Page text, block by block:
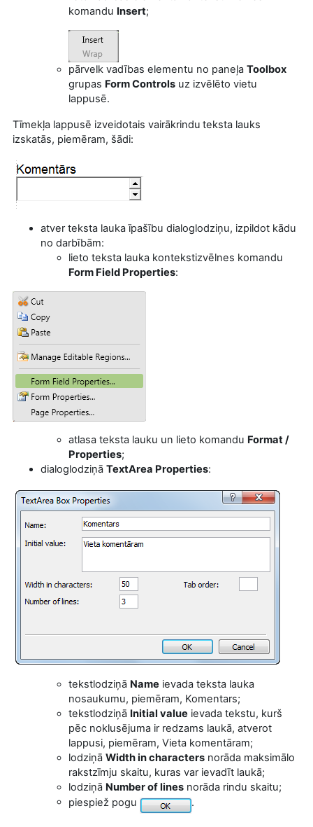
komandu Insert;
pārvelk vadības elementu no paneļa Toolbox
grupas Form Controls uz izvēlēto vietu
lappusē.
Tīmekļa lappusē izveidotais vairākrindu teksta lauks
izskatās, piemēram, šādi:
atverteksta lauka īpašību dialoglodziņu, izpildot kādu
no darbībām:
lieto teksta lauka kontekstizvēlnes komandu
Form Field Properties:
atlasa teksta lauku un lieto komandu Format /
Properties;
dialoglodziņā TextArea Properties:
tekstlodziņā Name ievada teksta lauka
nosaukumu, piemēram, Komentars;
tekstlodziņā Initial value ievada tekstu, kurš
pēc noklusējuma ir redzams laukā, atverot
lappusi, piemēram, Vieta komentāram;
lodziņā Width in characters norāda maksimālo
rakstzīmju skaitu, kuras var ievadīt laukā;
lodziņā Number of lines norāda rindu skaitu;
piespiež pogu
.